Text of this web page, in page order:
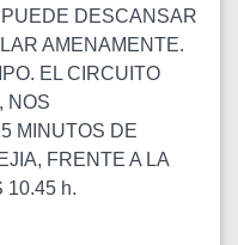
DESCANSAR
AMENAMENTE.
EL CIRCUITO
NOS
MINUTOS DE
FRENTE A LA
10.45 h.